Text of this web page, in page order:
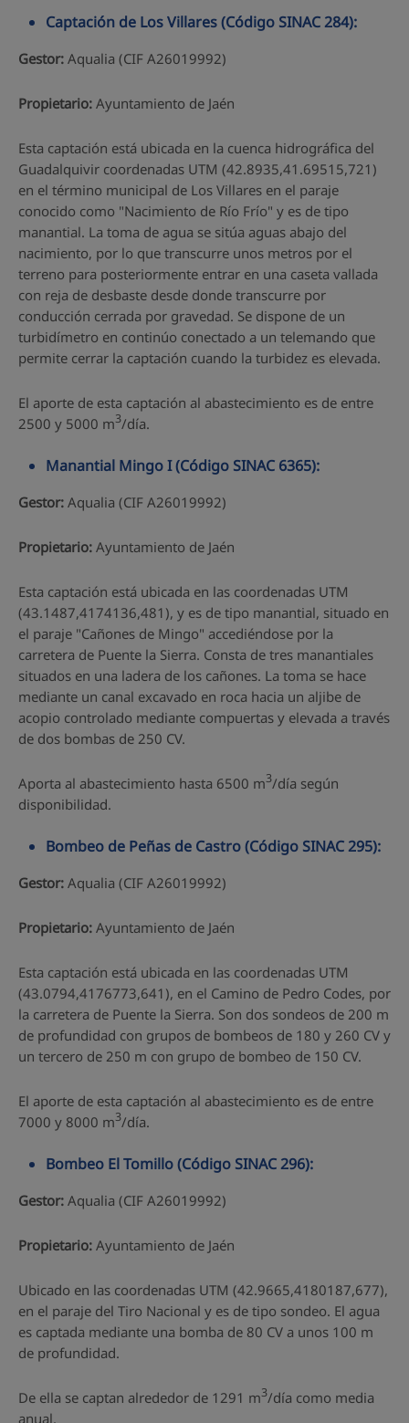
Captación de Los Villares (Código SINAC 284):
Gestor: Aqualia (CIF A26019992)
Propietario: Ayuntamiento de Jaén
Esta captación está ubicada en la cuenca hidrográfica del
Guadalquivir coordenadas UTM (42.8935,41.69515,721)
en el término municipal de Los Villares en el paraje
conocido como "Nacimiento de Río Frío" y es de tipo
manantial. La toma de agua se sitúa aguas abajo del
nacimiento, por lo que transcurre unos metros por el
terreno para posteriormente entrar en una caseta vallada
con reja de desbaste desde donde transcurre por
conducción cerrada por gravedad. Se dispone de un
turbidímetro en continúo conectado a un telemando que
permite cerrar la captación cuando la turbidez es elevada.
El aporte de esta captación al abastecimiento es de entre
2500 y 5000 m3/día.
Manantial Mingo I (Código SINAC 6365):
Gestor: Aqualia (CIF A26019992)
Propietario: Ayuntamiento de Jaén
Esta captación está ubicada en las coordenadas UTM
(43.1487,4174136,481), y es de tipo manantial, situado en
el paraje "Cañones de Mingo" accediéndose por la
carretera de Puente la Sierra. Consta de tres manantiales
situados en una ladera de los cañones. La toma se hace
mediante un canal excavado en roca hacia un aljibe de
acopio controlado mediante compuertas y elevada a través
de dos bombas de 250 CV.
Aporta al abastecimiento hasta 6500 m3/día según
disponibilidad.
Bombeo de Peñas de Castro (Código SINAC 295):
Gestor: Aqualia (CIF A26019992)
Propietario: Ayuntamiento de Jaén
Esta captación está ubicada en las coordenadas UTM
(43.0794,4176773,641), en el Camino de Pedro Codes, por
la carretera de Puente la Sierra. Son dos sondeos de 200 m
de profundidad con grupos de bombeos de 180 y 260 CV y
un tercero de 250 m con grupo de bombeo de 150 CV.
El aporte de esta captación al abastecimiento es de entre
7000 y 8000 m3/día.
Bombeo El Tomillo (Código SINAC 296):
Gestor: Aqualia (CIF A26019992)
Propietario: Ayuntamiento de Jaén
Ubicado en las coordenadas UTM (42.9665,4180187,677),
en el paraje del Tiro Nacional y es de tipo sondeo. El agua
es captada mediante una bomba de 80 CV a unos 100 m
de profundidad.
De ella se captan alrededor de 1291 m3/día como media
anual.